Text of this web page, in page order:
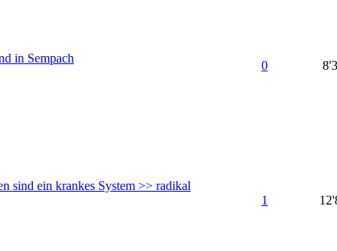
in Sempach
0
sind ein krankes System >> radikal
1